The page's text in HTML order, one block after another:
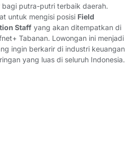
putra-putri terbaik daerah.
untuk mengisi posisi Field
Staff yang akan ditempatkan di
Tabanan. Lowongan ini menjadi
ingin berkarir di industri keuangan
yang luas di seluruh Indonesia.